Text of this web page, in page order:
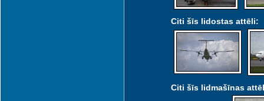
Citi šīs lidostas attēli:
Citi šīs lidmašīnas